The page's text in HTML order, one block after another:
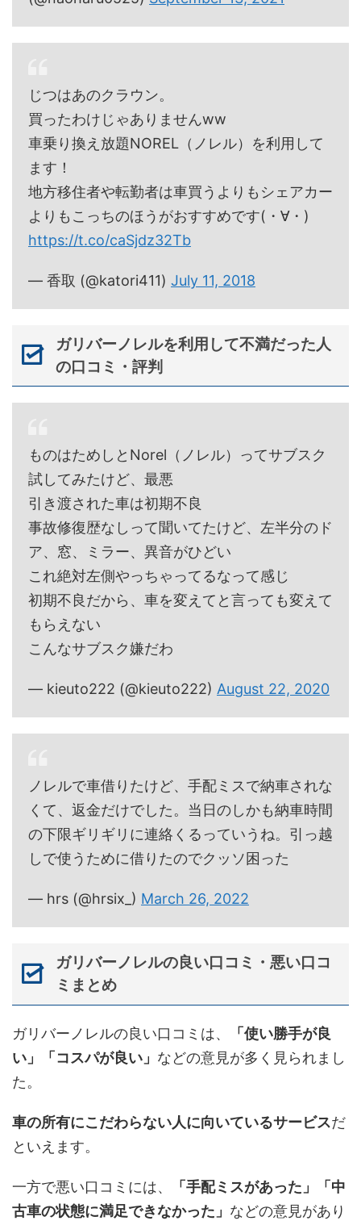
じつはあのクラウン。
買ったわけじゃありませんww
車乗り換え放題NOREL（ノレル）を利用して
ます！
地方移住者や転勤者は車買うよりもシェアカー
よりもこっちのほうがおすすめです(・∀・)
https://t.co/caSjdz32Tb
— 香取 (@katori411) July 11, 2018
ガリバーノレルを利用して不満だった人
の口コミ・評判
ものはためしとNorel（ノレル）ってサブスク
試してみたけど、最悪
引き渡された車は初期不良
事故修復歴なしって聞いてたけど、左半分のド
ア、窓、ミラー、異音がひどい
これ絶対左側やっちゃってるなって感じ
初期不良だから、車を変えてと言っても変えて
もらえない
こんなサブスク嫌だわ
— kieuto222 (@kieuto222) August 22, 2020
ノレルで車借りたけど、手配ミスで納車されな
くて、返金だけでした。当日のしかも納車時間
の下限ギリギリに連絡くるっていうね。引っ越
しで使うために借りたのでクッソ困った
— hrs (@hrsix_) March 26, 2022
ガリバーノレルの良い口コミ・悪い口コ
ミまとめ
ガリバーノレルの良い口コミは、
「使い勝手が良
い」「コスパが良い」 などの意見が多く見られまし
た。
車の所有にこだわらない人に向いているサービスだ
といえます。
一方で悪い口コミには、
「手配ミスがあった」「中
古車の状態に満足できなかった」 などの意見があり